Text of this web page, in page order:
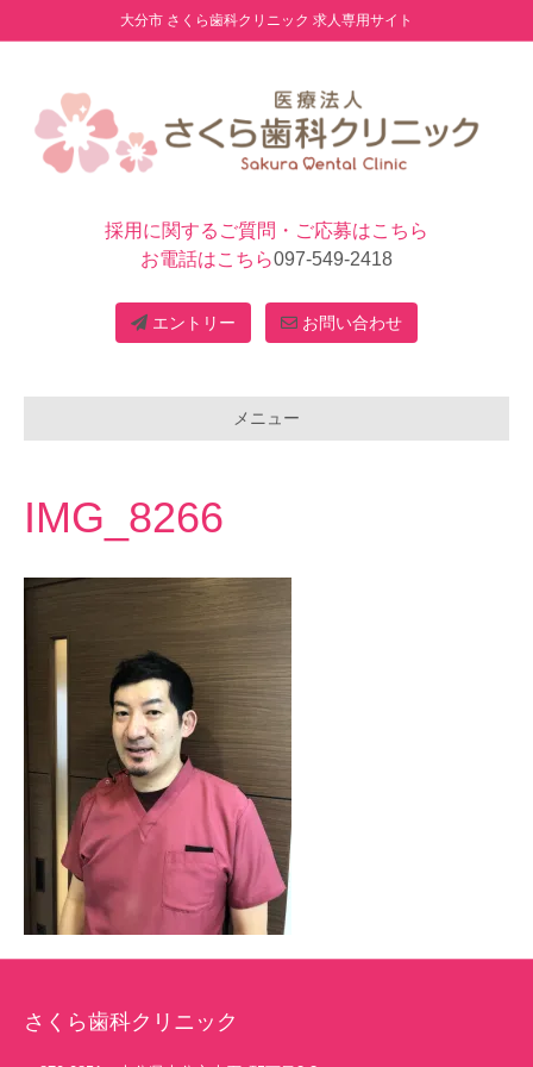
大分市 さくら歯科クリニック 求人専用サイト
採用に関するご質問・ご応募はこちら
お電話はこちら097-549-2418
エントリー お問い合わせ
メニュー
IMG_8266
さくら歯科クリニック